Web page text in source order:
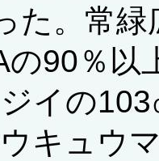
た。常
の90％以
イの
キュウ